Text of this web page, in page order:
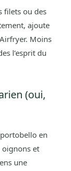
filets ou des
ajoute
Moins
l’esprit du
(oui,
en
oignons et
une